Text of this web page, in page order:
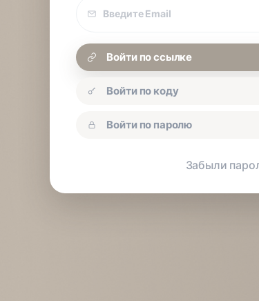
покупки
Войти по ссылке
Войти по коду
Войти по паролю
Забыли